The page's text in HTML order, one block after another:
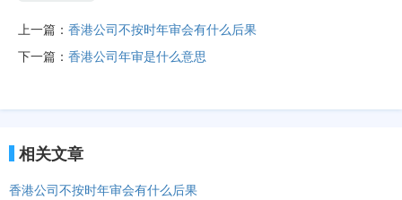
上一篇： 香港公司不按时年审会有什么后果
下一篇： 香港公司年审是什么意思
相关文章
香港公司不按时年审会有什么后果